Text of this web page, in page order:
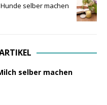
selber machen
selber machen